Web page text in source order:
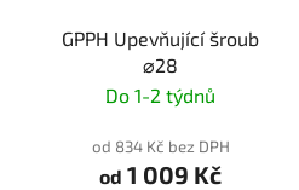
GPPH Upevňující šroub
⌀28
Do 1-2 týdnů
od 834 Kč bez DPH
od 1 009 Kč